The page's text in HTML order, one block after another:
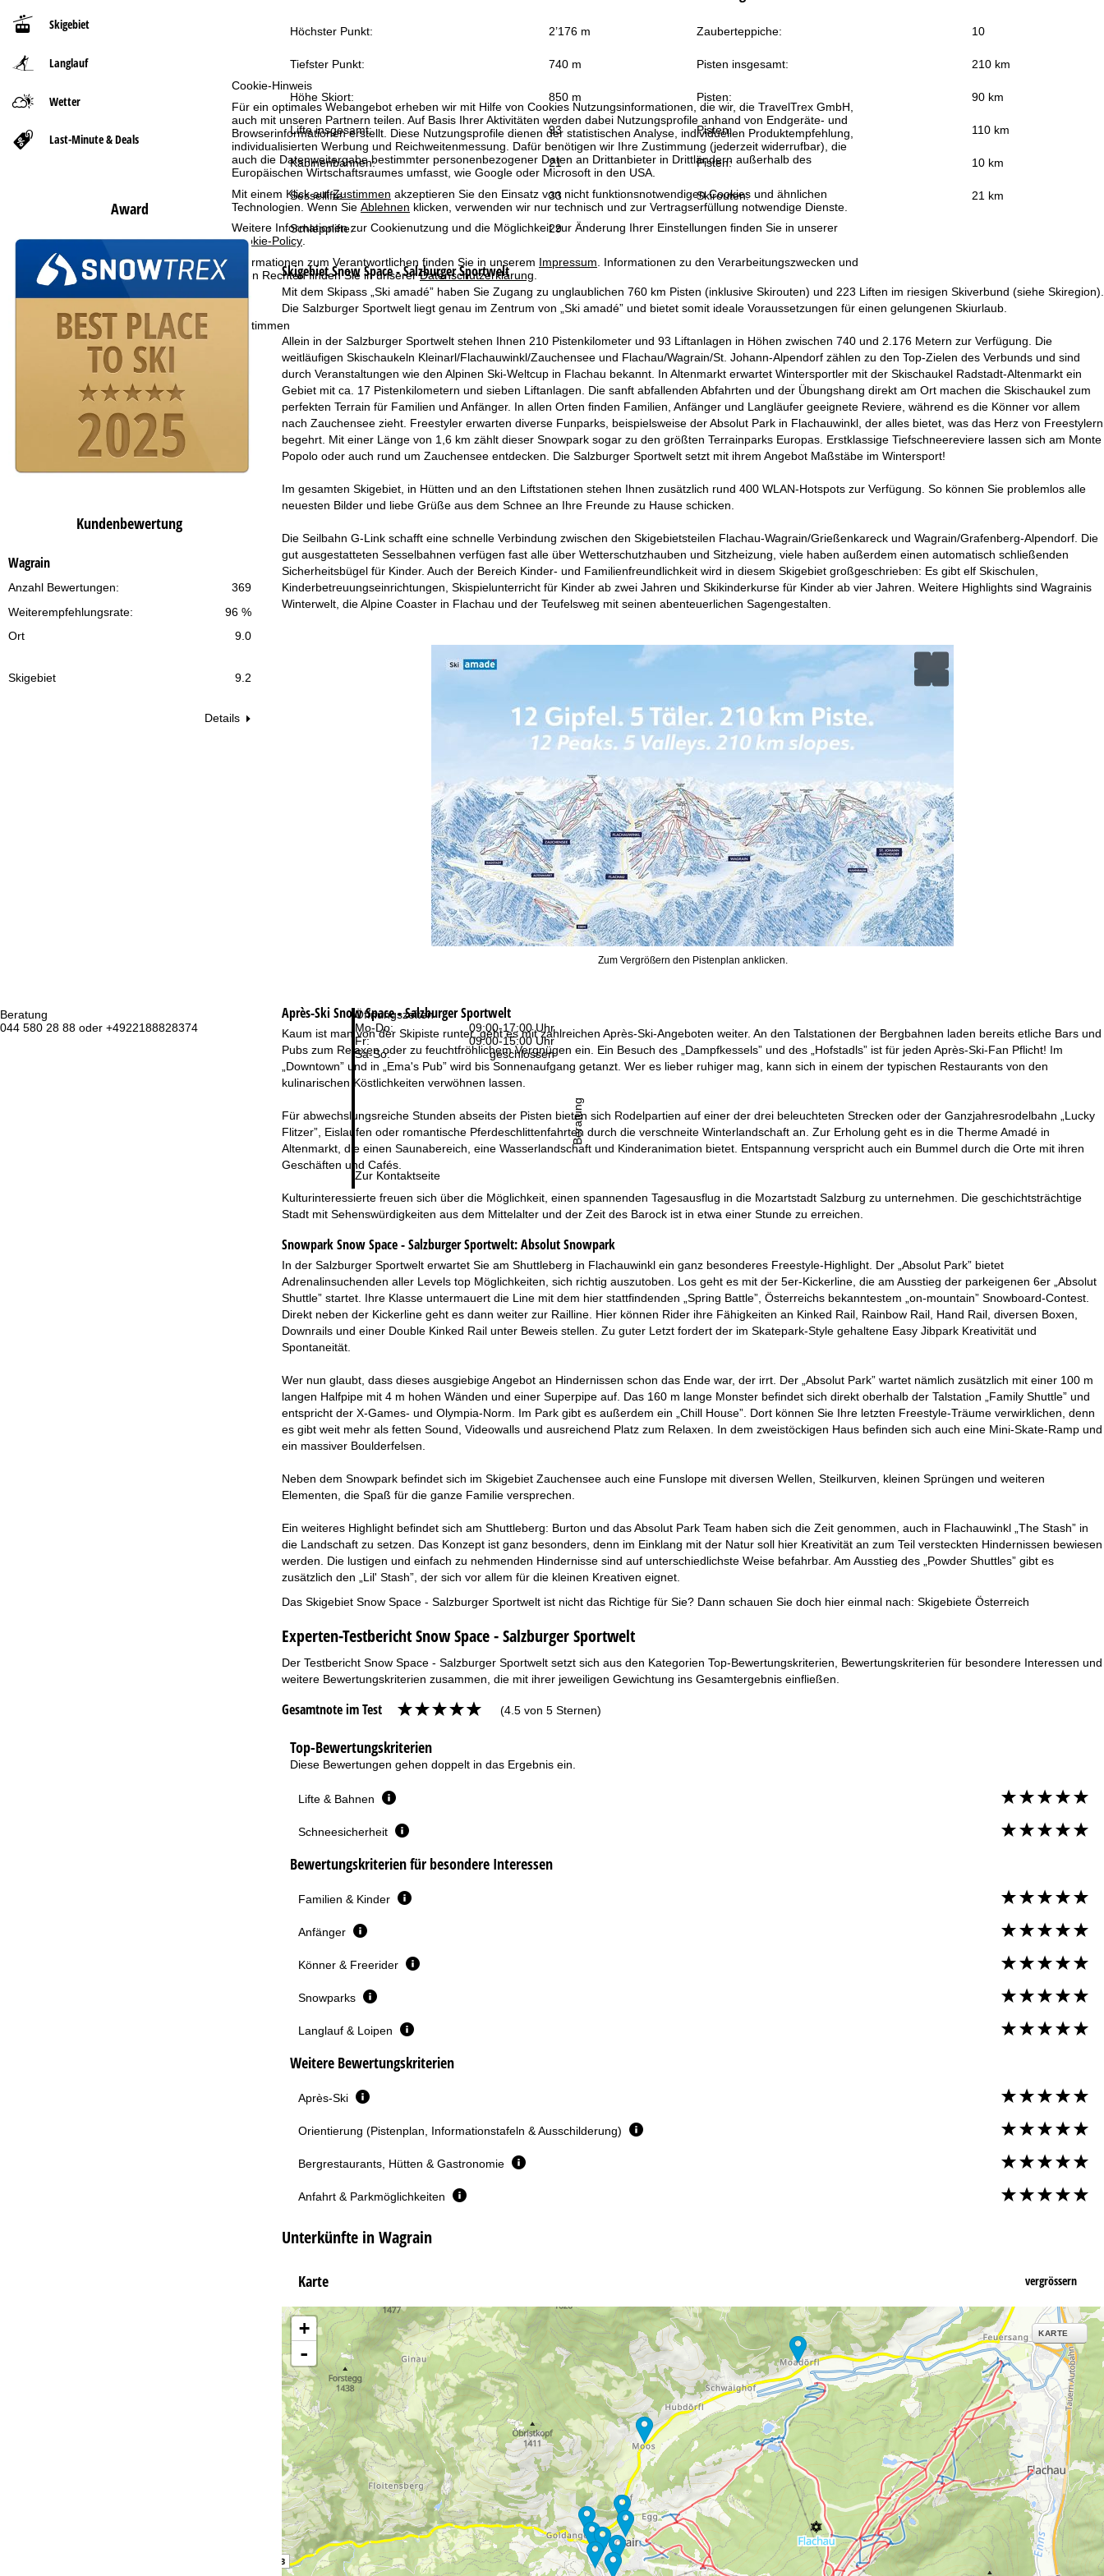
Cookie-Hinweis
Für ein optimales Webangebot erheben wir mit Hilfe von Cookies Nutzungsinformationen, die wir, die TravelTrex GmbH,
auch mit unseren Partnern teilen. Auf Basis Ihrer Aktivitäten werden dabei Nutzungsprofile anhand von Endgeräte- und
Browserinformationen erstellt. Diese Nutzungsprofile dienen der statistischen Analyse, individuellen Produktempfehlung,
individualisierten Werbung und Reichweitenmessung. Dafür benötigen wir Ihre Zustimmung (jederzeit widerrufbar), die
auch die Datenweitergabe bestimmter personenbezogener Daten an Drittanbieter in Drittländern außerhalb des
Europäischen Wirtschaftsraumes umfasst, wie Google oder Microsoft in den USA.
Mit einem Klick aufZustimmen akzeptieren Sie den Einsatz von nicht funktionsnotwendigen Cookies und ähnlichen
Technologien. Wenn Sie Ablehnen klicken, verwenden wir nur technisch und zur Vertragserfüllung notwendige Dienste.
Weitere Informationen zur Cookienutzung und die Möglichkeit zur Änderung Ihrer Einstellungen finden Sie in unserer
Cookie-Policy
Informationen zum Verantwortlichen finden Sie in unserem Impressum . Informationen zu den Verarbeitungszwecken und
Ihren Rechten finden Sie in unsererDatenschutzerklärung
Zustimmen
Beratung
044 580 28 88 oder +4922188828374
Öffnungszeiten
Mo-Do:
09:00-17:00 Uhr
Fr:
09:00-15:00 Uhr
Sa-So:
geschlossen
Zur Kontaktseite
Beratung
Skigebiet
Langlauf
Wetter
Last-Minute & Deals
Award
Kundenbewertung
Wagrain
369
Anzahl Bewertungen:
96 %
Weiterempfehlungsrate:
Ort
9.0
Skigebiet 9.2
Details
t
s
e
i
t
e
Höchster Punkt: 2’176 m Zauberteppiche: 10
Tiefster Punkt: 740 m Pisten insgesamt: 210 km
Höhe Skiort: 850 m Pisten: 90 km
Lifte insgesamt: 93 Pisten: 110 km
Kabinenbahnen: 21 Pisten: 10 km
Sessellifte: 33 Skirouten: 21 km
Schlepplifte: 29
SkigebietSnow Space - Salzburger Sportwelt
Mit dem Skipass „Ski amadé” haben Sie Zugang zu unglaublichen 760 km Pisten (inklusive Skirouten) und 223 Liften im riesigen Skiverbund (siehe Skiregion).
Die Salzburger Sportwelt liegt genau im Zentrum von „Ski amadé” und bietet somit ideale Voraussetzungen für einen gelungenen Skiurlaub.
Allein in der Salzburger Sportwelt stehen Ihnen 210 Pistenkilometer und 93 Liftanlagen in Höhen zwischen 740 und 2.176 Metern zur Verfügung. Die
weitläufigen Skischaukeln Kleinarl/Flachauwinkl/Zauchensee und Flachau/Wagrain/St. Johann-Alpendorf zählen zu den Top-Zielen des Verbunds und sind
durch Veranstaltungen wie den Alpinen Ski-Weltcup in Flachau bekannt. In Altenmarkt erwartet Wintersportler mit der Skischaukel Radstadt-Altenmarkt ein
Gebiet mit ca. 17 Pistenkilometern und sieben Liftanlagen. Die sanft abfallenden Abfahrten und der Übungshang direkt am Ort machen die Skischaukel zum
perfekten Terrain für Familien und Anfänger. In allen Orten finden Familien, Anfänger und Langläufer geeignete Reviere, während es die Könner vor allem
nach Zauchensee zieht. Freestyler erwarten diverse Funparks, beispielsweise der Absolut Park in Flachauwinkl, der alles bietet, was das Herz von Freestylern
begehrt. Mit einer Länge von 1,6 km zählt dieser Snowpark sogar zu den größten Terrainparks Europas. Erstklassige Tiefschneereviere lassen sich am Monte
Popolo oder auch rund um Zauchensee entdecken. Die Salzburger Sportwelt setzt mit ihrem Angebot Maßstäbe im Wintersport!
Im gesamten Skigebiet, in Hütten und an den Liftstationen stehen Ihnen zusätzlich rund 400 WLAN-Hotspots zur Verfügung. So können Sie problemlos alle
neuesten Bilder und liebe Grüße aus dem Schnee an Ihre Freunde zu Hause schicken.
Die Seilbahn G-Link schafft eine schnelle Verbindung zwischen den Skigebietsteilen Flachau-Wagrain/Grießenkareck und Wagrain/Grafenberg-Alpendorf. Die
gut ausgestatteten Sesselbahnen verfügen fast alle über Wetterschutzhauben und Sitzheizung, viele haben außerdem einen automatisch schließenden
Sicherheitsbügel für Kinder. Auch der Bereich Kinder- und Familienfreundlichkeit wird in diesem Skigebiet großgeschrieben: Es gibt elf Skischulen,
Kinderbetreuungseinrichtungen, Skispielunterricht für Kinder ab zwei Jahren und Skikinderkurse für Kinder ab vier Jahren. Weitere Highlights sind Wagrainis
Winterwelt, die Alpine Coaster in Flachau und der Teufelsweg mit seinen abenteuerlichen Sagengestalten.
Zum Vergrößern den Pistenplan anklicken.
Après-Ski Snow Space - Salzburger Sportwelt
Kaum ist man von der Skipiste runter, geht es mit zahlreichen Après-Ski-Angeboten weiter. An den Talstationen der Bergbahnen laden bereits etliche Bars und
Pubs zum Relaxen oder zu feuchtfröhlichem Vergnügen ein. Ein Besuch des „Dampfkessels” und des „Hofstadls” ist für jeden Après-Ski-Fan Pflicht! Im
„Downtown” und in „Ema's Pub” wird bis Sonnenaufgang getanzt. Wer es lieber ruhiger mag, kann sich in einem der typischen Restaurants von den
kulinarischen Köstlichkeiten verwöhnen lassen.
Für abwechslungsreiche Stunden abseits der Pisten bieten sich Rodelpartien auf einer der drei beleuchteten Strecken oder der Ganzjahresrodelbahn „Lucky
Flitzer”, Eislaufen oder romantische Pferdeschlittenfahrten durch die verschneite Winterlandschaft an. Zur Erholung geht es in die Therme Amadé in
Altenmarkt, die einen Saunabereich, eine Wasserlandschaft und Kinderanimation bietet. Entspannung verspricht auch ein Bummel durch die Orte mit ihren
Geschäften und Cafés.
Kulturinteressierte freuen sich über die Möglichkeit, einen spannenden Tagesausflug in die Mozartstadt Salzburg zu unternehmen. Die geschichtsträchtige
Stadt mit Sehenswürdigkeiten aus dem Mittelalter und der Zeit des Barock ist in etwa einer Stunde zu erreichen.
Snowpark Snow Space - Salzburger Sportwelt:Absolut Snowpark
In der Salzburger Sportwelt erwartet Sie am Shuttleberg in Flachauwinkl ein ganz besonderes Freestyle-Highlight. Der „Absolut Park” bietet
Adrenalinsuchenden aller Levels top Möglichkeiten, sich richtig auszutoben. Los geht es mit der 5er-Kickerline, die am Ausstieg der parkeigenen 6er „Absolut
Shuttle” startet. Ihre Klasse untermauert die Line mit dem hier stattfindenden „Spring Battle”, Österreichs bekanntestem „on-mountain” Snowboard-Contest.
Direkt neben der Kickerline geht es dann weiter zur Railline. Hier können Rider ihre Fähigkeiten an Kinked Rail, Rainbow Rail, Hand Rail, diversen Boxen,
Downrails und einer Double Kinked Rail unter Beweis stellen. Zu guter Letzt fordert der im Skatepark-Style gehaltene Easy Jibpark Kreativität und
Spontaneität.
Wer nun glaubt, dass dieses ausgiebige Angebot an Hindernissen schon das Ende war, der irrt. Der „Absolut Park” wartet nämlich zusätzlich mit einer 100 m
langen Halfpipe mit 4 m hohen Wänden und einer Superpipe auf. Das 160 m lange Monster befindet sich direkt oberhalb der Talstation „Family Shuttle” und
entspricht der X-Games- und Olympia-Norm. Im Park gibt es außerdem ein „Chill House”. Dort können Sie Ihre letzten Freestyle-Träume verwirklichen, denn
es gibt weit mehr als fetten Sound, Videowalls und ausreichend Platz zum Relaxen. In dem zweistöckigen Haus befinden sich auch eine Mini-Skate-Ramp und
ein massiver Boulderfelsen.
Neben dem Snowpark befindet sich im Skigebiet Zauchensee auch eine Funslope mit diversen Wellen, Steilkurven, kleinen Sprüngen und weiteren
Elementen, die Spaß für die ganze Familie versprechen.
Ein weiteres Highlight befindet sich am Shuttleberg: Burton und das Absolut Park Team haben sich die Zeit genommen, auch in Flachauwinkl „The Stash” in
die Landschaft zu setzen. Das Konzept ist ganz besonders, denn im Einklang mit der Natur soll hier Kreativität an zum Teil versteckten Hindernissen bewiesen
werden. Die lustigen und einfach zu nehmenden Hindernisse sind auf unterschiedlichste Weise befahrbar. Am Ausstieg des „Powder Shuttles” gibt es
zusätzlich den „Lil' Stash”, der sich vor allem für die kleinen Kreativen eignet.
Das Skigebiet Snow Space - Salzburger Sportwelt ist nicht das Richtige für Sie? Dann schauen Sie doch hier einmal nach: Skigebiete Österreich
Experten-Testbericht Snow Space - Salzburger Sportwelt
Der Testbericht Snow Space - Salzburger Sportwelt setzt sich aus den Kategorien Top-Bewertungskriterien, Bewertungskriterien für besondere Interessen und
weitere Bewertungskriterien zusammen, die mit ihrer jeweiligen Gewichtung ins Gesamtergebnis einfließen.
Gesamtnote im Test (4.5 von 5 Sternen)
Top-Bewertungskriterien
Diese Bewertungen gehen doppelt in das Ergebnis ein.
Lifte & Bahnen
Schneesicherheit
Bewertungskriterien für besondere Interessen
Familien & Kinder
Anfänger
Könner & Freerider
Snowparks
Langlauf & Loipen
Weitere Bewertungskriterien
Après-Ski
Orientierung (Pistenplan, Informationstafeln & Ausschilderung)
Bergrestaurants, Hütten & Gastronomie
Anfahrt & Parkmöglichkeiten
Unterkünfte in Wagrain
Karte vergrössern
+
-
KARTE